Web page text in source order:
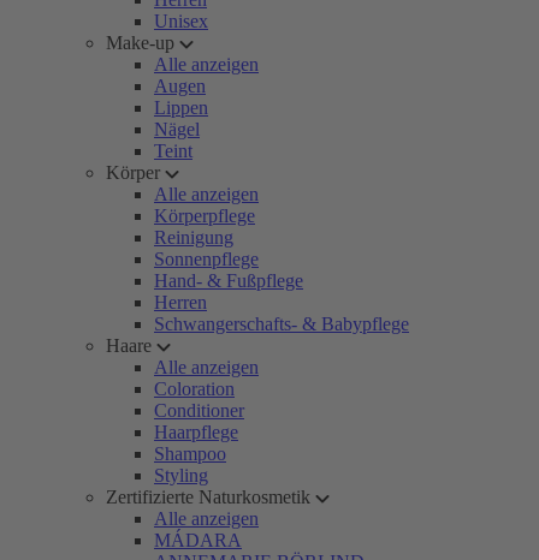
Unisex
Make-up
Alle anzeigen
Augen
Lippen
Nägel
Teint
Körper
Alle anzeigen
Körperpflege
Reinigung
Sonnenpflege
Hand- & Fußpflege
Herren
Schwangerschafts- & Babypflege
Haare
Alle anzeigen
Coloration
Conditioner
Haarpflege
Shampoo
Styling
Zertifizierte Naturkosmetik
Alle anzeigen
MÁDARA